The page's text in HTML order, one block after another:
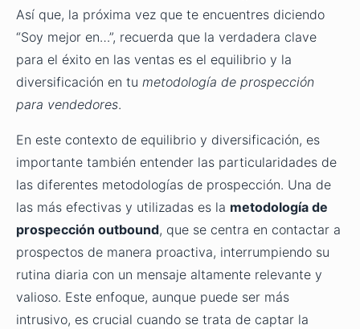
Así que, la próxima vez que te encuentres diciendo
“Soy mejor en…”, recuerda que la verdadera clave
para el éxito en las ventas es el equilibrio y la
diversificación en tu metodología de prospección
para vendedores.
En este contexto de equilibrio y diversificación, es
importante también entender las particularidades de
las diferentes metodologías de prospección. Una de
las más efectivas y utilizadas es la metodología de
prospección outbound, que se centra en contactar a
prospectos de manera proactiva, interrumpiendo su
rutina diaria con un mensaje altamente relevante y
valioso. Este enfoque, aunque puede ser más
intrusivo, es crucial cuando se trata de captar la